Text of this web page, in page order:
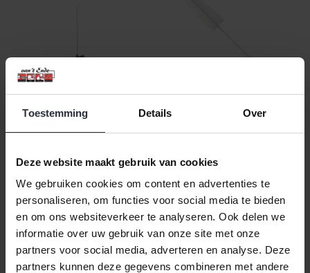
Toestemming Details Over
Deze website maakt gebruik van cookies
We gebruiken cookies om content en advertenties te
personaliseren, om functies voor social media te bieden
en om ons websiteverkeer te analyseren. Ook delen we
informatie over uw gebruik van onze site met onze
partners voor social media, adverteren en analyse. Deze
partners kunnen deze gegevens combineren met andere
Stoffer en blik met lange
steel 90cm
€7,99 Incl. btw
In winkelwagen
27,5cm Sorex
€1,99 Incl. btw
In winkelwagen